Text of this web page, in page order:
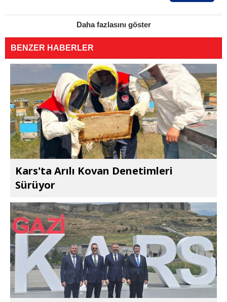
Daha fazlasını göster
BENZER HABERLER
Kars'ta Arılı Kovan Denetimleri
Sürüyor